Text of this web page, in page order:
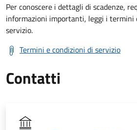
Per conoscere i dettagli di scadenze,
informazioni importanti, leggi i termini
servizio.
Termini e condizioni di servizio
Contatti